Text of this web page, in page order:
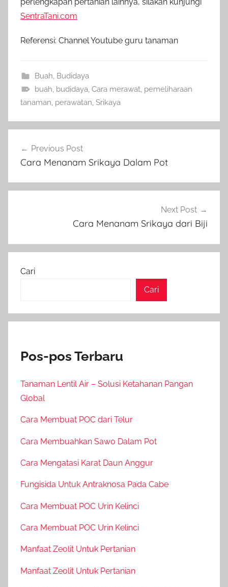
SentraTani.com
Referensi: Channel Youtube guru tanaman
Buah, Budidaya
buah, budidaya, Cara merawat, pemeliharaan
tanaman, perawatan, Srikaya
pos
Previous Post
Cara Menanam Srikaya Dalam Pot
Next Post
Cara Menanam Srikaya dari Biji
Cari
Cari
Pos-pos Terbaru
Tanaman Lentil Air – Solusi Ketahanan Pangan
Global
Cara Membuat POC dari Telur
Cara Membuahkan Sawo Dalam Pot
Cara Mengatasi Karat Daun Anggur
Fungisida Untuk Antraknosa Pada Cabe
Cara Membuat POC Urin Kelinci
Cara Membuat POC Urin Kelinci
Manfaat Zeolit Untuk Pertanian
Manfaat Zeolit Untuk Pertanian